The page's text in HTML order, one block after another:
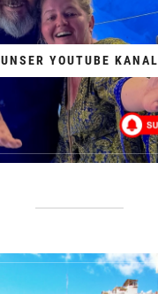
UNSER YOUTUBE KANAL